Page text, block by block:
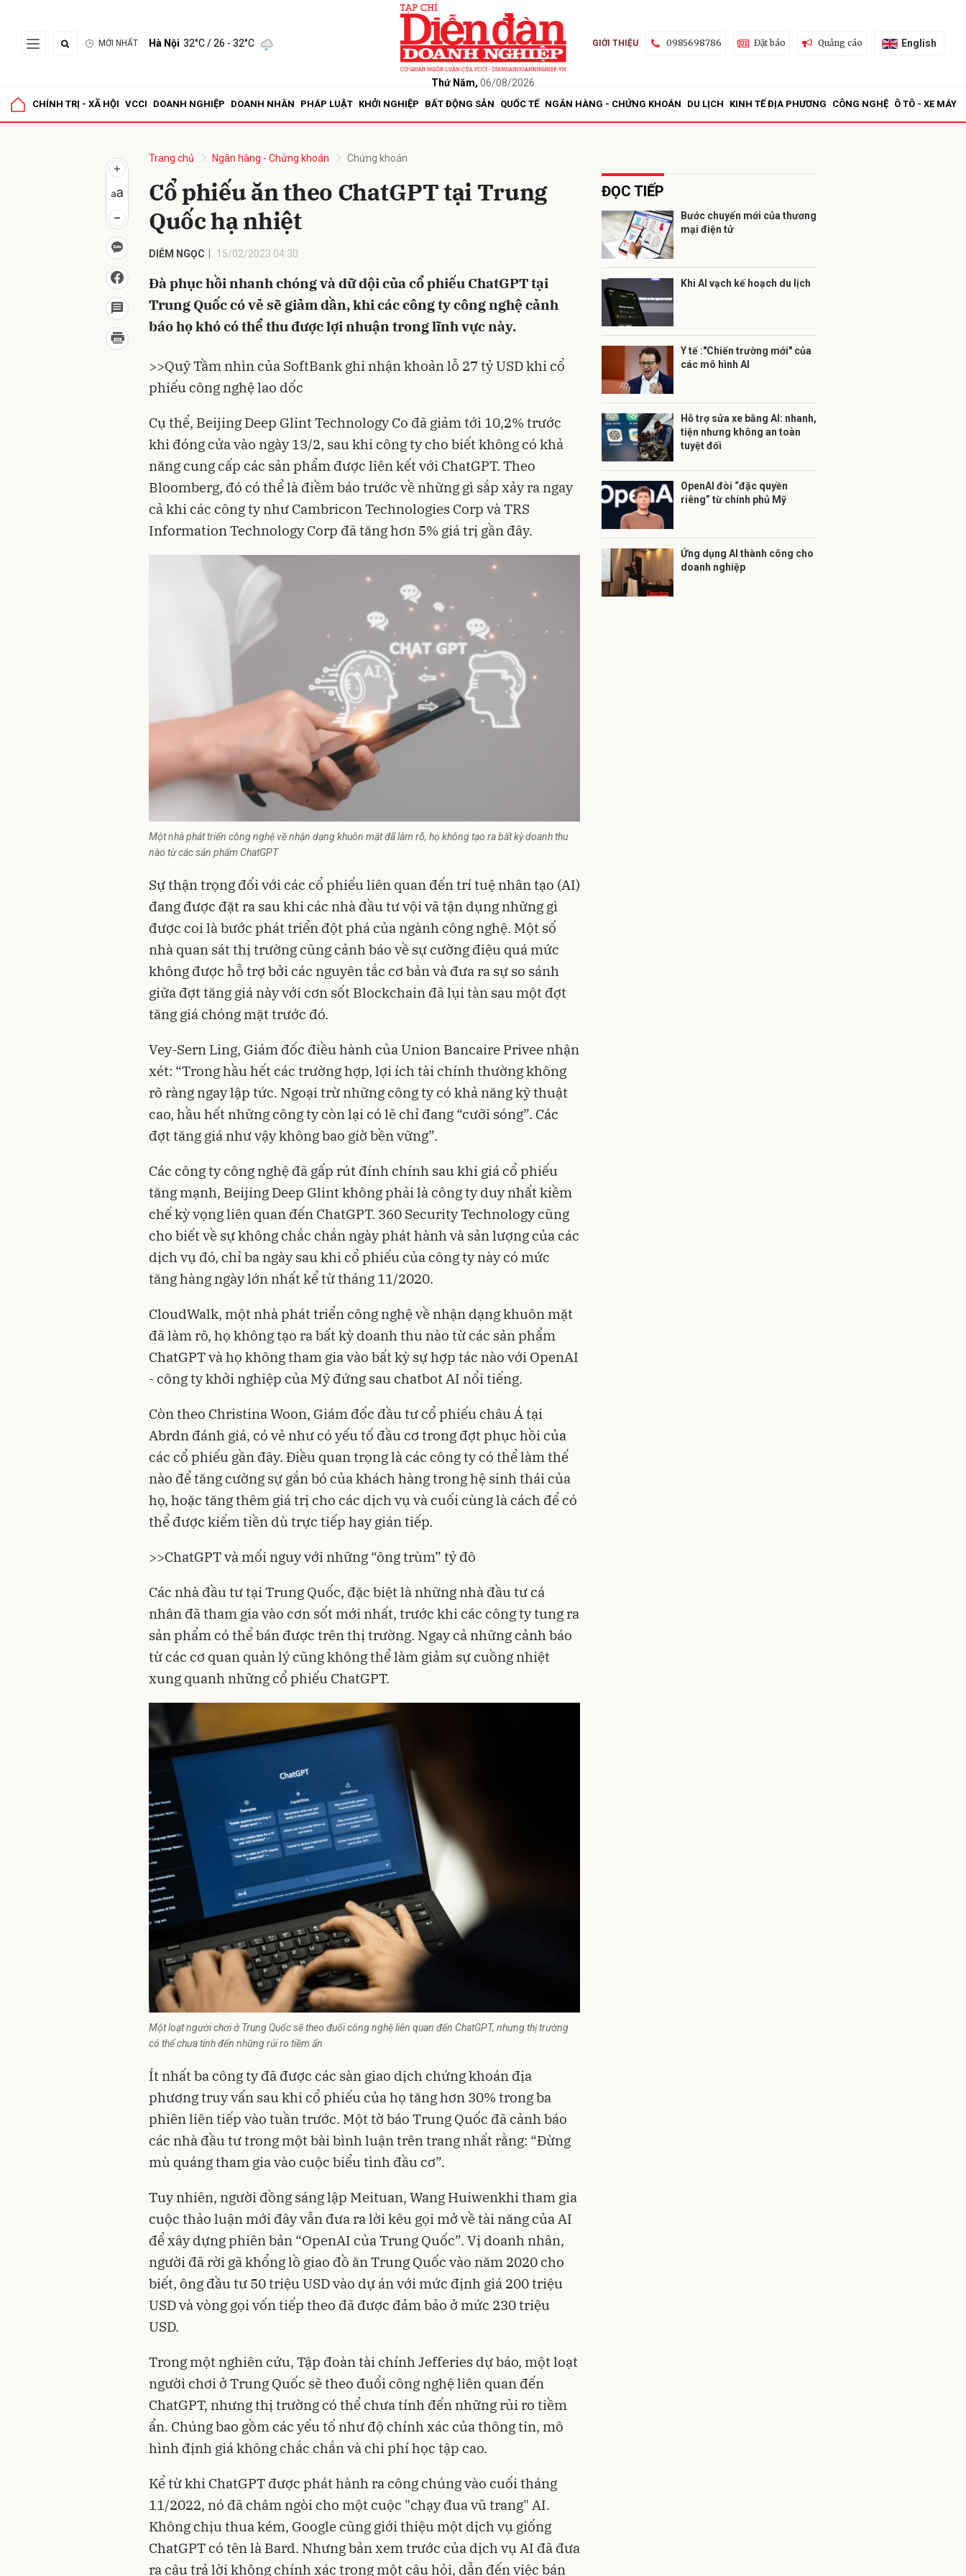
MỚI NHẤT Hà Nội 32°C/ 26 - 32°C
Thứ Năm, 06/08/2026
GIỚI THIỆU 0985698786 Đặt báo Quảng cáo English
CHÍNH TRỊ - XÃ HỘI VCCI DOANH NGHIỆP DOANH NHÂN PHÁP LUẬT KHỞI NGHIỆP BẤT ĐỘNG SẢN QUỐC TẾ NGÂN HÀNG - CHỨNG KHOÁN DU LỊCH KINH TẾ ĐỊA PHƯƠNG CÔNG NGHỆ Ô TÔ - XE MÁY
Trang chủ Ngân hàng - Chứng khoán Chứng khoán
Cổ phiếu ăn theo ChatGPT tại Trung
Quốc hạ nhiệt
DIỄM NGỌC 15/02/2023 04:30
Đà phục hồi nhanh chóng và dữ dội của cổ phiếu ChatGPT tại
Trung Quốc có vẻ sẽ giảm dần, khi các công ty công nghệ cảnh
báo họ khó có thể thu được lợi nhuận trong lĩnh vực này.
>>Quỹ Tầm nhìn của SoftBank ghi nhận khoản lỗ 27 tỷ USD khi cổ
phiếu công nghệ lao dốc
Cụ thể, Beijing Deep Glint Technology Co đã giảm tới 10,2% trước
khi đóng cửa vào ngày 13/2, sau khi công ty cho biết không có khả
năng cung cấp các sản phẩm được liên kết với ChatGPT. Theo
Bloomberg, đó có thể là điềm báo trước về những gì sắp xảy ra ngay
cả khi các công ty như Cambricon Technologies Corp và TRS
Information Technology Corp đã tăng hơn 5% giá trị gần đây.
Một nhà phát triển công nghệ về nhận dạng khuôn mặt đã làm rõ, họ không tạo ra bất kỳ doanh thu
nào từ các sản phẩm ChatGPT
Sự thận trọng đối với các cổ phiếu liên quan đến trí tuệ nhân tạo (AI)
đang được đặt ra sau khi các nhà đầu tư vội vã tận dụng những gì
được coi là bước phát triển đột phá của ngànhcông nghệ. Một số
nhà quan sát thị trường cũng cảnh báo về sự cường điệu quá mức
không được hỗ trợ bởi các nguyên tắc cơ bản và đưa ra sự so sánh
giữa đợt tăng giá này với cơn sốt Blockchain đã lụi tàn sau một đợt
tăng giá chóng mặt trước đó.
Vey-Sern Ling, Giám đốc điều hành của Union Bancaire Privee nhận
xét: “Trong hầu hết các trường hợp, lợi ích tài chính thường không
rõ ràng ngay lập tức. Ngoại trừ những công ty có khả năng kỹ thuật
cao, hầu hết những công ty còn lại có lẽ chỉ đang “cưỡi sóng”. Các
đợt tăng giá như vậy không bao giờ bền vững”.
Các công ty công nghệ đã gấp rút đính chính sau khi giá cổ phiếu
tăng mạnh, Beijing Deep Glint không phải là công ty duy nhất kiềm
chế kỳ vọng liên quan đến ChatGPT. 360 Security Technology cũng
cho biết về sự không chắc chắn ngày phát hành và sản lượng của các
dịch vụ đó, chỉ ba ngày sau khi cổ phiếu của công ty này có mức
tăng hàng ngày lớn nhất kể từ tháng 11/2020.
CloudWalk, một nhà phát triển công nghệ về nhận dạng khuôn mặt
đã làm rõ, họ không tạo ra bất kỳ doanh thu nào từ các sản phẩm
ChatGPT và họ không tham gia vào bất kỳ sự hợp tác nào với OpenAI
- công ty khởi nghiệp của Mỹ đứng sau chatbot AI nổi tiếng.
Còn theo Christina Woon, Giám đốc đầu tư cổ phiếu châu Á tại
Abrdn đánh giá, có vẻ như có yếu tố đầu cơ trong đợt phục hồi của
các cổ phiếu gần đây. Điều quan trọng là các công ty có thể làm thế
nào để tăng cường sự gắn bó của khách hàng trong hệ sinh thái của
họ, hoặc tăng thêm giá trị cho các dịch vụ và cuối cùng là cách để có
thể được kiếm tiền dù trực tiếp hay gián tiếp.
>>ChatGPT và mối nguy với những “ông trùm” tỷ đô
Các nhà đầu tư tại Trung Quốc, đặc biệt là những nhà đầu tư cá
nhân đã tham gia vào cơn sốt mới nhất, trước khi các công ty tung ra
sản phẩm có thể bán được trên thị trường. Ngay cả những cảnh báo
từ các cơ quan quản lý cũng không thể làm giảm sự cuồng nhiệt
xung quanh những cổ phiếu ChatGPT.
Một loạt người chơi ở Trung Quốc sẽ theo đuổi công nghệ liên quan đến ChatGPT, nhưng thị trường
có thể chưa tính đến những rủi ro tiềm ẩn
Ít nhất ba công ty đã được các sàn giao dịch chứng khoán địa
phương truy vấn sau khi cổ phiếu của họ tăng hơn 30% trong ba
phiên liên tiếp vào tuần trước. Một tờ báo Trung Quốc đã cảnh báo
các nhà đầu tư trong một bài bình luận trên trang nhất rằng: “Đừng
mù quáng tham gia vào cuộc biểu tình đầu cơ”.
Tuy nhiên, người đồng sáng lập Meituan, Wang Huiwenkhi tham gia
cuộc thảo luận mới đây vẫn đưa ra lời kêu gọi mở về tài năng của AI
để xây dựng phiên bản “OpenAI của Trung Quốc”. Vị doanh nhân,
người đã rời gã khổng lồ giao đồ ăn Trung Quốc vào năm 2020 cho
biết, ông đầu tư 50 triệu USD vào dự án với mức định giá 200 triệu
USD và vòng gọi vốn tiếp theo đã được đảm bảo ở mức 230 triệu
USD.
Trong một nghiên cứu, Tập đoàn tài chính Jefferies dự báo, một loạt
người chơi ở Trung Quốc sẽ theo đuổi công nghệ liên quan đến
ChatGPT, nhưng thị trường có thể chưa tính đến những rủi ro tiềm
ẩn. Chúng bao gồm các yếu tố như độ chính xác của thông tin, mô
hình định giá không chắc chắn và chi phí học tập cao.
Kể từ khi ChatGPT được phát hành ra công chúng vào cuối tháng
11/2022, nó đã châm ngòi cho một cuộc "chạy đua vũ trang" AI.
Không chịu thua kém, Google cũng giới thiệu một dịch vụ giống
ChatGPT có tên là Bard. Nhưng bản xem trước của dịch vụ AI đã đưa
ra câu trả lời không chính xác trong một câu hỏi, dẫn đến việc bán
ĐỌC TIẾP
Bước chuyển mới của thương
mại điện tử
Khi AI vạch kế hoạch du lịch
Y tế :"Chiến trường mới" của
các mô hình AI
Hỗ trợ sửa xe bằng AI: nhanh,
tiện nhưng không an toàn
tuyệt đối
OpenAI đòi “đặc quyền
riêng” từ chính phủ Mỹ
Ứng dụng AI thành công cho
doanh nghiệp
Gửi